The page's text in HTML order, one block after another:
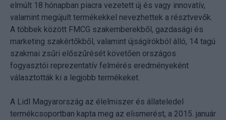
elmúlt 18 hónapban piacra vezetett új és vagy innovatív,
valamint megújult termékekkel nevezhettek a résztvevők.
A többek között FMCG szakemberekből, gazdasági és
marketing szakértőkből, valamint újságírókból álló, 14 tagú
szakmai zsűri előszűrését követően országos
fogyasztói reprezentatív felmérés eredményeként
választották ki a legjobb termékeket.
A Lidl Magyarország az élelmiszer és állateledel
termékcsoportban kapta meg az elismerést, a 2015. január